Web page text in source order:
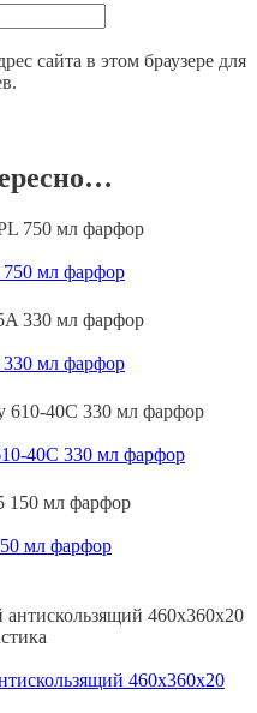
сайта в этом браузере для
750 мл фарфор
330 мл фарфор
40C 330 мл фарфор
мл фарфор
460х360х20